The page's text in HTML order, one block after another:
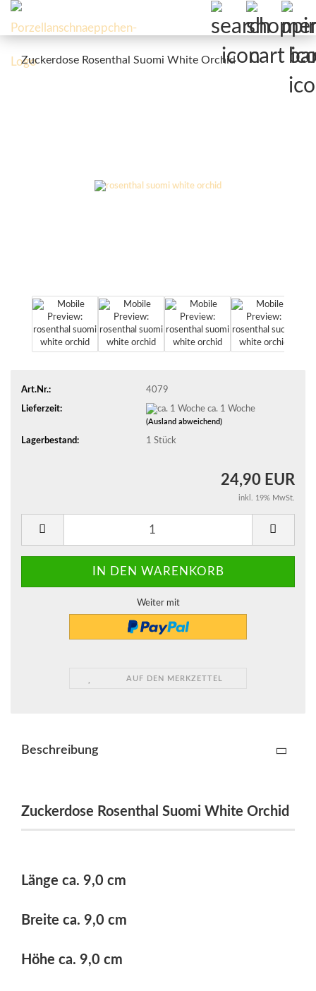
Zuckerdose Rosenthal Suomi White Orchid
Art.Nr.: 4079
Lieferzeit: ca. 1 Woche
(Ausland abweichend)
Lagerbestand: 1 Stück
24,90 EUR
inkl. 19% MwSt.
Weiter mit
AUF DEN MERKZETTEL
Beschreibung
Zuckerdose Rosenthal Suomi White Orchid
Länge ca. 9,0 cm
Breite ca. 9,0 cm
Höhe ca. 9,0 cm